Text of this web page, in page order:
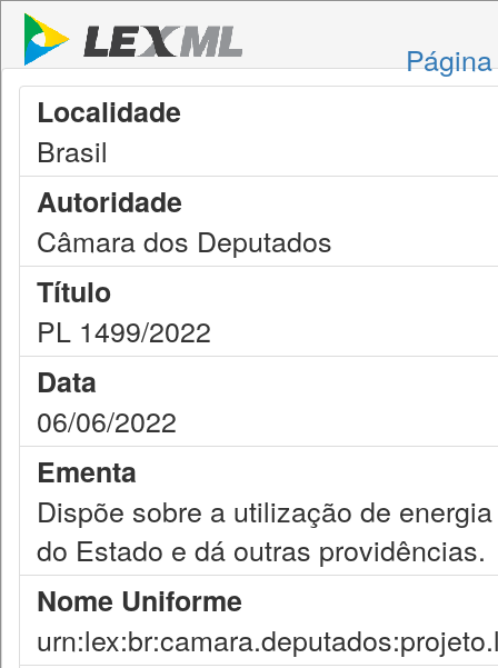
Localidade
Brasil
Autoridade
Câmara dos Deputados
Título
PL 1499/2022
Data
06/06/2022
Ementa
Dispõe sobre a utilização de
do Estado e dá outras providências.
Nome Uniforme